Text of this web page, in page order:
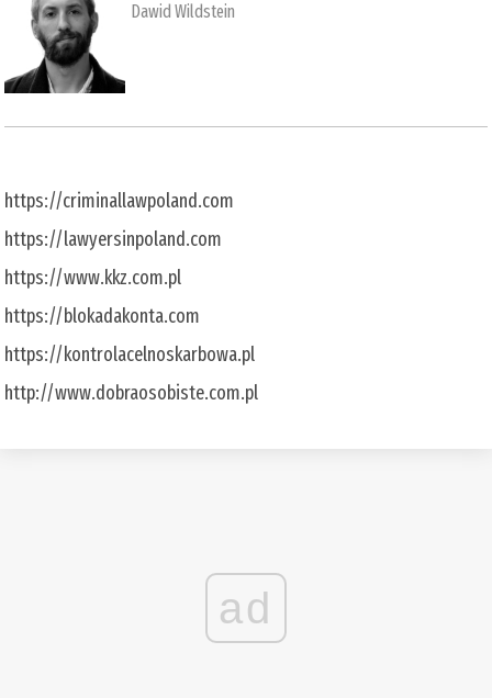
Dawid Wildstein
https://criminallawpoland.com
https://lawyersinpoland.com
https://www.kkz.com.pl
https://blokadakonta.com
https://kontrolacelnoskarbowa.pl
http://www.dobraosobiste.com.pl
ad